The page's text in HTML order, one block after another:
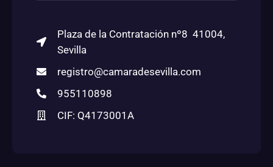
Plaza de la Contratación nº8 41004,
Sevilla
registro@camaradesevilla.com
955110898
CIF: Q4173001A